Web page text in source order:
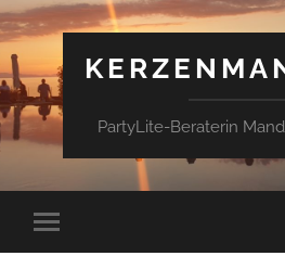
PartyLite-Beraterin
Mobile-